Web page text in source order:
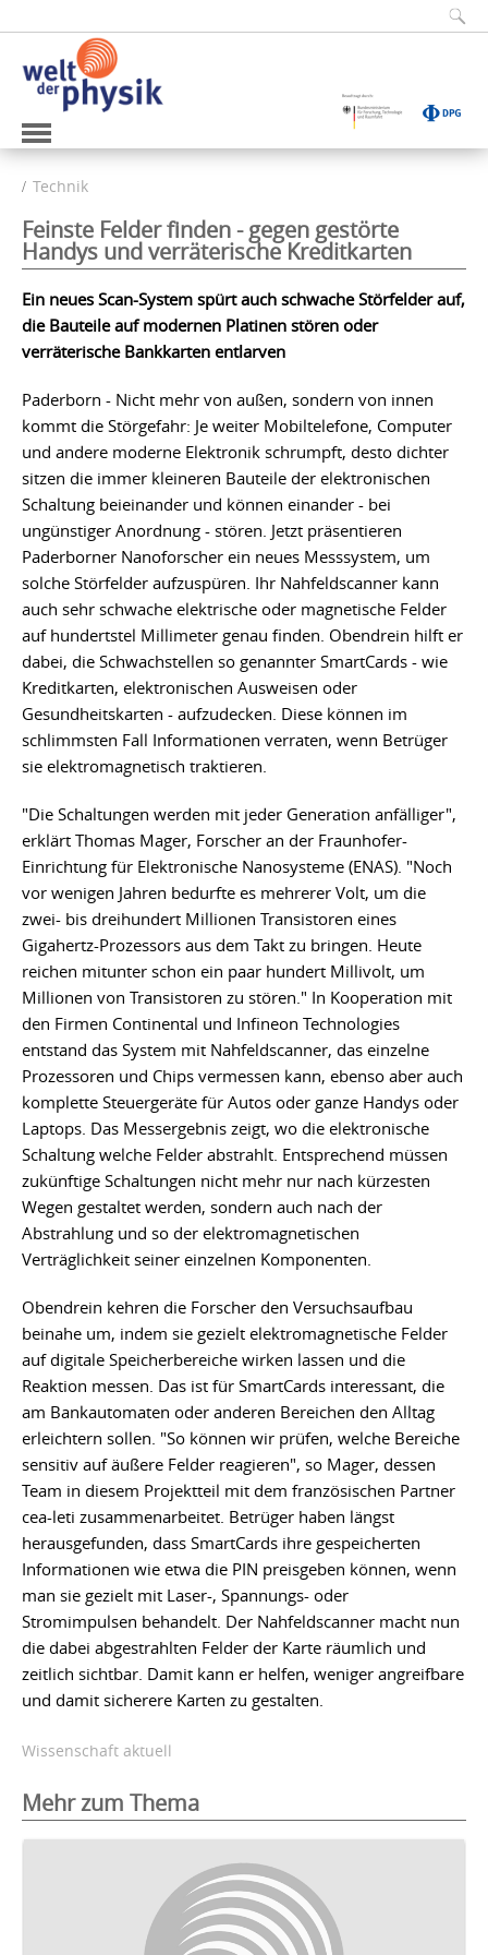
Technik
Feinste Felder finden - gegen gestörte
Handys und verräterische Kreditkarten
Ein neues Scan-System spürt auch schwache Störfelder auf,
die Bauteile auf modernen Platinen stören oder
verräterische Bankkarten entlarven
Paderborn - Nicht mehr von außen, sondern von innen
kommt die Störgefahr: Je weiter Mobiltelefone, Computer
und andere moderne Elektronik schrumpft, desto dichter
sitzen die immer kleineren Bauteile der elektronischen
Schaltung beieinander und können einander - bei
ungünstiger Anordnung - stören. Jetzt präsentieren
Paderborner Nanoforscher ein neues Messsystem, um
solche Störfelder aufzuspüren. Ihr Nahfeldscanner kann
auch sehr schwache elektrische oder magnetische Felder
auf hundertstel Millimeter genau finden. Obendrein hilft er
dabei, die Schwachstellen so genannter SmartCards - wie
Kreditkarten, elektronischen Ausweisen oder
Gesundheitskarten - aufzudecken. Diese können im
schlimmsten Fall Informationen verraten, wenn Betrüger
sie elektromagnetisch traktieren.
"Die Schaltungen werden mit jeder Generation anfälliger",
erklärt Thomas Mager, Forscher an der Fraunhofer-
Einrichtung für Elektronische Nanosysteme (ENAS). "Noch
vor wenigen Jahren bedurfte es mehrerer Volt, um die
zwei- bis dreihundert Millionen Transistoren eines
Gigahertz-Prozessors aus dem Takt zu bringen. Heute
reichen mitunter schon ein paar hundert Millivolt, um
Millionen von Transistoren zu stören." In Kooperation mit
den Firmen Continental und Infineon Technologies
entstand das System mit Nahfeldscanner, das einzelne
Prozessoren und Chips vermessen kann, ebenso aber auch
komplette Steuergeräte für Autos oder ganze Handys oder
Laptops. Das Messergebnis zeigt, wo die elektronische
Schaltung welche Felder abstrahlt. Entsprechend müssen
zukünftige Schaltungen nicht mehr nur nach kürzesten
Wegen gestaltet werden, sondern auch nach der
Abstrahlung und so der elektromagnetischen
Verträglichkeit seiner einzelnen Komponenten.
Obendrein kehren die Forscher den Versuchsaufbau
beinahe um, indem sie gezielt elektromagnetische Felder
auf digitale Speicherbereiche wirken lassen und die
Reaktion messen. Das ist für SmartCards interessant, die
am Bankautomaten oder anderen Bereichen den Alltag
erleichtern sollen. "So können wir prüfen, welche Bereiche
sensitiv auf äußere Felder reagieren", so Mager, dessen
Team in diesem Projektteil mit dem französischen Partner
cea-leti zusammenarbeitet. Betrüger haben längst
herausgefunden, dass SmartCards ihre gespeicherten
Informationen wie etwa die PIN preisgeben können, wenn
man sie gezielt mit Laser-, Spannungs- oder
Stromimpulsen behandelt. Der Nahfeldscanner macht nun
die dabei abgestrahlten Felder der Karte räumlich und
zeitlich sichtbar. Damit kann er helfen, weniger angreifbare
und damit sicherere Karten zu gestalten.
Wissenschaft aktuell
Mehr zum Thema